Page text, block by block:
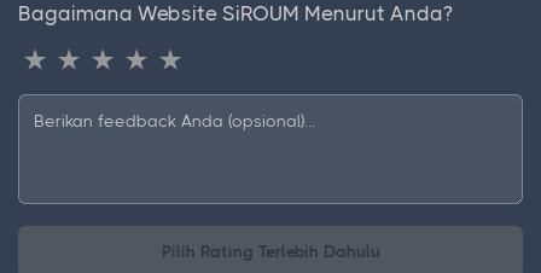
Bagaimana Website SiROUM Menurut Anda?
Pilih Rating Terlebih Dahulu